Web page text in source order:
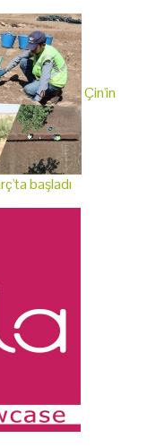
Çin'in
başladı